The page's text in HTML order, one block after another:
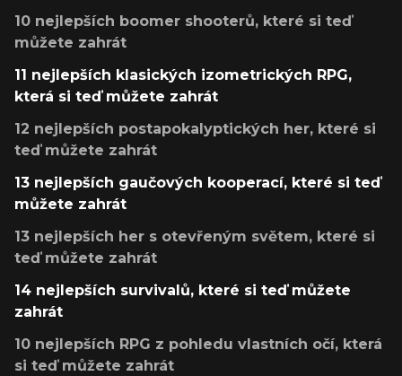
10 nejlepších boomer shooterů, které si teď
můžete zahrát
11 nejlepších klasických izometrických RPG,
která si teď můžete zahrát
12 nejlepších postapokalyptických her, které si
teď můžete zahrát
13 nejlepších gaučových kooperací, které si teď
můžete zahrát
13 nejlepších her s otevřeným světem, které si
teď můžete zahrát
14 nejlepších survivalů, které si teď můžete
zahrát
10 nejlepších RPG z pohledu vlastních očí, která
si teď můžete zahrát